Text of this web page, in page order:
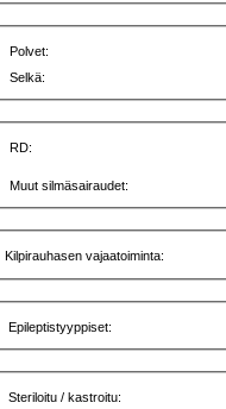
Polvet:
Selkä:
RD:
Muut silmäsairaudet:
Kilpirauhasen vajaatoiminta:
Epileptistyyppiset:
Steriloitu / kastroitu: